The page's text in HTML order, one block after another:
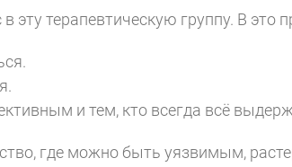
терапевтическую группу. В это
и тем, кто всегда всё
где можно быть уязвимым,